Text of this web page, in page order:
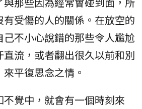
受傷的人的關係。在放空的
不小心說錯的那些令人尷尬
流，或者翻出很久以前和別
平復思念之情。
覺中，就會有一個時刻來